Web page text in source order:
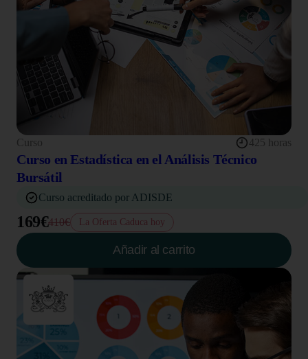
Curso 425 horas
Curso en Estadística en el Análisis Técnico
Bursátil
Curso acreditado por ADISDE
169€410€ La Oferta Caduca hoy
Añadir al carrito